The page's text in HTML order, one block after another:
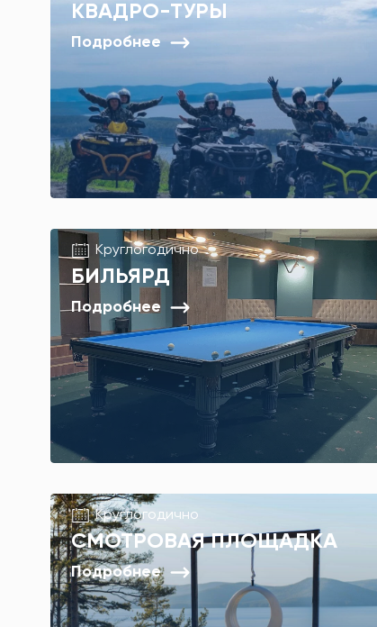
КВАДРО-ТУРЫ
Подробнее
Круглогодично
БИЛЬЯРД
Подробнее
Круглогодично
СМОТРОВАЯ ПЛОЩАДКА
Подробнее